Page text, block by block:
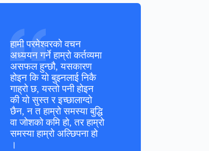
हामी परमेश्वरको वचन
अध्ययन गर्ने हाम्रो कर्तव्यमा
असफल हुन्छौ, यसकारण
होइन कि यो बुझ्नलाई निकै
गाह्रो छ, यस्तो पनी होइन
की यो सुस्त र इच्छालाग्दो
छैन, न त हाम्रो समस्या बुद्धि
वा जोशको कमि हो, तर हाम्रो
समस्या हाम्रो अल्छिपना हो
।